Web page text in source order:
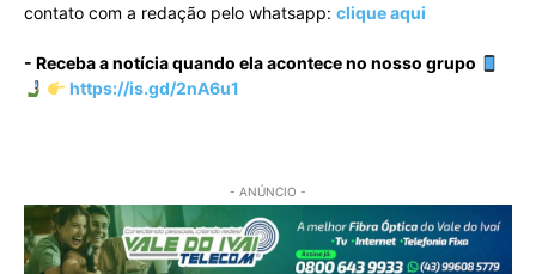
contato com a redação pelo whatsapp: clique aqui
- Receba a notícia quando ela acontece no nosso grupo
https://is.gd/2nA6u1
- ANÚNCIO -